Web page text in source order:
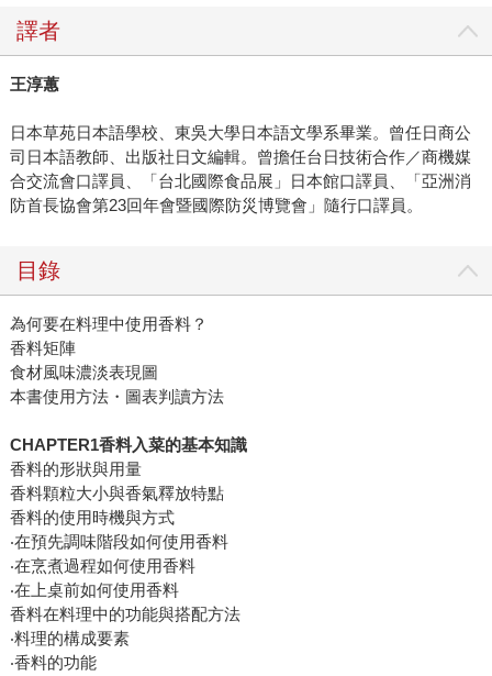
譯者
王淳蕙
日本草苑日本語學校、東吳大學日本語文學系畢業。曾任日商公
司日本語教師、出版社日文編輯。曾擔任台日技術合作／商機媒
合交流會口譯員、「台北國際食品展」日本館口譯員、「亞洲消
防首長協會第23回年會暨國際防災博覽會」隨行口譯員。
目錄
為何要在料理中使用香料？
香料矩陣
食材風味濃淡表現圖
本書使用方法・圖表判讀方法
CHAPTER1香料入菜的基本知識
香料的形狀與用量
香料顆粒大小與香氣釋放特點
香料的使用時機與方式
‧在預先調味階段如何使用香料
‧在烹煮過程如何使用香料
‧在上桌前如何使用香料
香料在料理中的功能與搭配方法
‧料理的構成要素
‧香料的功能